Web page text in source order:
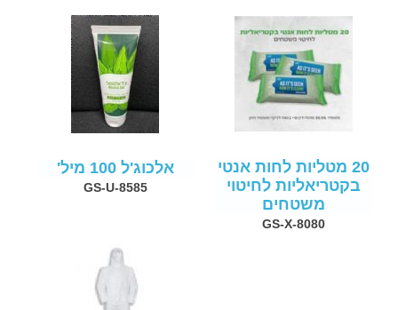
20 מטליות לחות אנטי
בקטריאליות לחיטוי
משטחים
GS-X-8080
אלכוג'ל 100 מיל'
GS-U-8585